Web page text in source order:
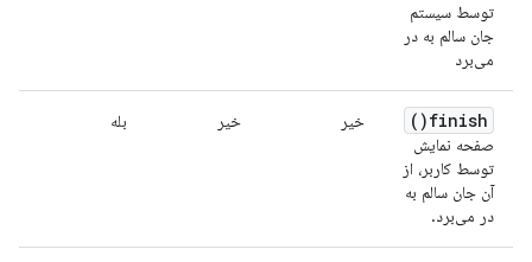
توسط سیستم
جان سالم به در
می‌برد
finish(
)
صفحه نمایش
توسط کاربر، از
آن جان سالم به
در می‌برد.
خیر خیر بله